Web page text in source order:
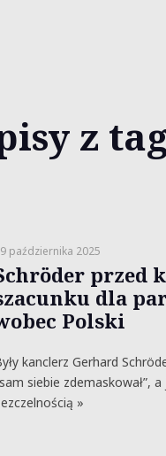
z
października 2025
przed
dla
Polski
kanclerz Gerhard
siebie zdemaskował”,
»